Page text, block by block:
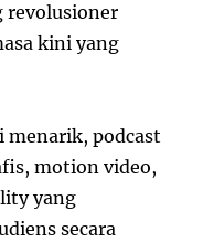
revolusioner
kini yang
menarik, podcast
motion video,
yang
secara